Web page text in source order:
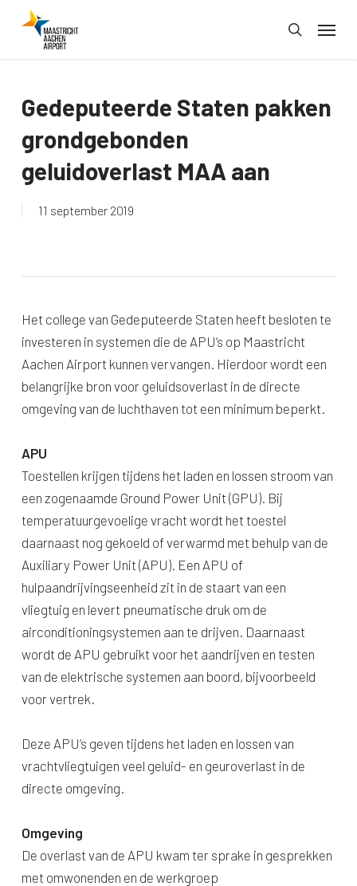
search
Menu
Gedeputeerde Staten pakken
grondgebonden
geluidoverlast MAA aan
11 september 2019
Het college van Gedeputeerde Staten heeft besloten te
investeren in systemen die de APU’s op Maastricht
Aachen Airport kunnen vervangen. Hierdoor wordt een
belangrijke bron voor geluidsoverlast in de directe
omgeving van de luchthaven tot een minimum beperkt.
APU
Toestellen krijgen tijdens het laden en lossen stroom van
een zogenaamde Ground Power Unit (GPU). Bij
temperatuurgevoelige vracht wordt het toestel
daarnaast nog gekoeld of verwarmd met behulp van de
Auxiliary Power Unit (APU). Een APU of
hulpaandrijvingseenheid zit in de staart van een
vliegtuig en levert pneumatische druk om de
airconditioningsystemen aan te drijven. Daarnaast
wordt de APU gebruikt voor het aandrijven en testen
van de elektrische systemen aan boord, bijvoorbeeld
voor vertrek.
Deze APU’s geven tijdens het laden en lossen van
vrachtvliegtuigen veel geluid- en geuroverlast in de
directe omgeving.
Omgeving
De overlast van de APU kwam ter sprake in gesprekken
met omwonenden en de werkgroep